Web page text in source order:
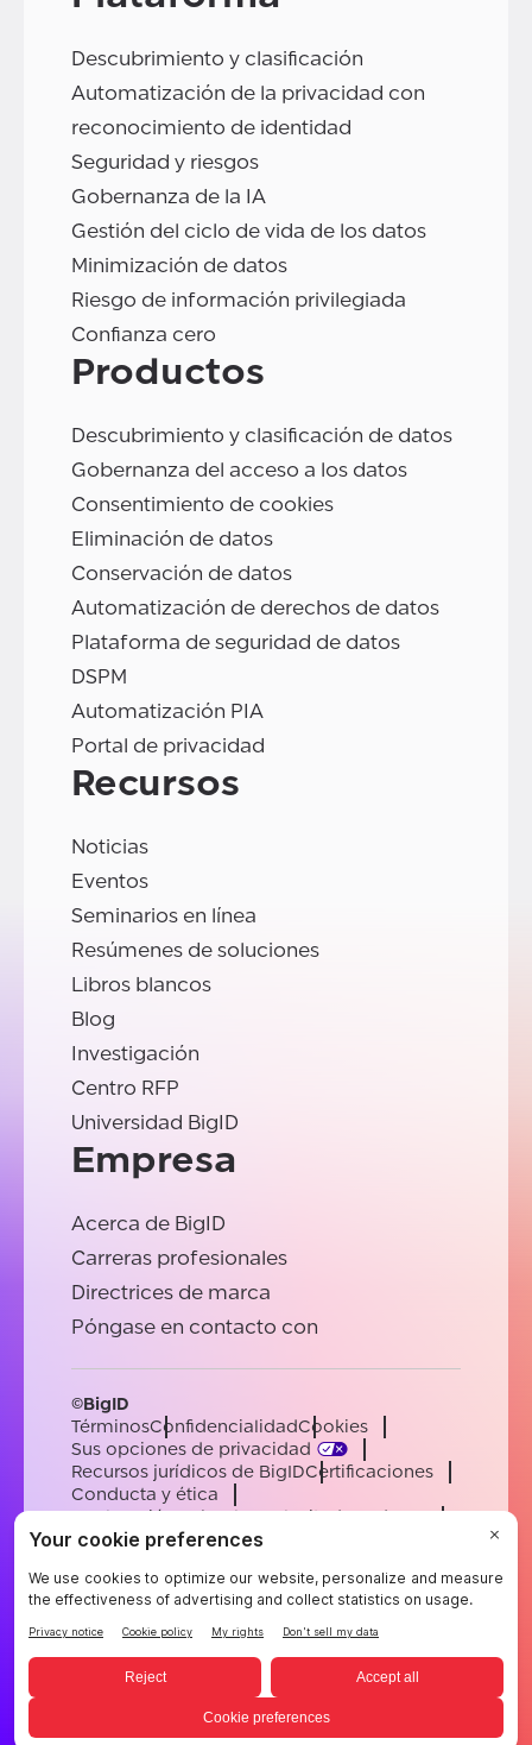
Descubrimiento y clasificación
Automatización de la privacidad con
reconocimiento de identidad
Seguridad y riesgos
Gobernanza de la IA
Gestión del ciclo de vida de los datos
Minimización de datos
Riesgo de información privilegiada
Confianza cero
Productos
Descubrimiento y clasificación de datos
Gobernanza del acceso a los datos
Consentimiento de cookies
Eliminación de datos
Conservación de datos
Automatización de derechos de datos
Plataforma de seguridad de datos
DSPM
Automatización PIA
Portal de privacidad
Recursos
Noticias
Eventos
Seminarios en línea
Resúmenes de soluciones
Libros blancos
Blog
Investigación
Centro RFP
Universidad BigID
Empresa
Acerca de BigID
Carreras profesionales
Directrices de marca
Póngase en contacto con
©BigID
TérminosConfidencialidadCookies
Sus opciones de privacidad
Recursos jurídicos de BigIDCertificaciones
Conducta y ética
Declaración sobre la esclavitud moderna
SubprocesadoresAyuda
EnglishGermanFrenchSpanishPortuguese
Spanish